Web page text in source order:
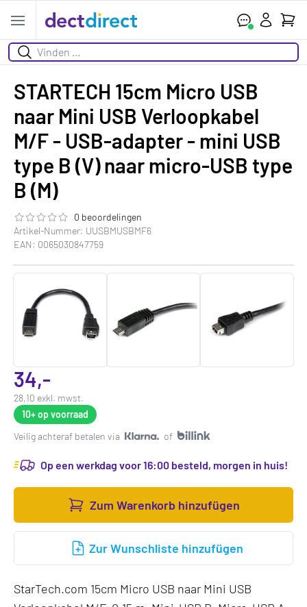
Open menu
Suchen
Ihr
STARTECH 15cm Micro USB
naar Mini USB Verloopkabel
M/F - USB-adapter - mini USB
type B (V) naar micro-USB type
B (M)
Die Bewertung dieses Produkts ist
0 beoordelingen
Artikel-Nummer: UUSBMUSBMF6
EAN: 0065030847759
34,-
28,10 exkl. mwst.
10+op voorraad
Veilig achteraf betalen via
of
Op een werkdag voor 16:00 besteld, morgen in huis!
Zum Warenkorb hinzufügen
Zur Wunschliste hinzufügen
StarTech.com 15cm Micro USB naar Mini USB